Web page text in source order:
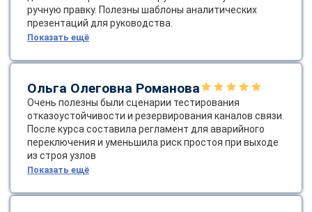
ручную правку. Полезны шаблоны аналитических
презентаций для руководства.
Показать ещё
Ольга Олеговна Романова
Очень полезны были сценарии тестирования
отказоустойчивости и резервирования каналов связи.
После курса составила регламент для аварийного
переключения и уменьшила риск простоя при выходе
из строя узлов
Показать ещё